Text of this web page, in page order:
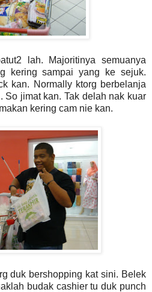
lah. Majoritinya semuanya
kering sampai yang ke sejuk.
kan. Normally ktorg berbelanja
So jimat kan. Tak delah nak kuar
kering cam nie kan.
duk bershopping kat sini. Belek
budak cashier tu duk punch